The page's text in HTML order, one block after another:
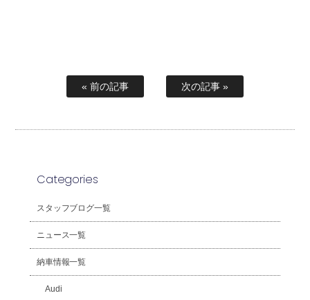
« 前の記事 次の記事 »
Categories
スタッフブログ一覧
ニュース一覧
納車情報一覧
Audi